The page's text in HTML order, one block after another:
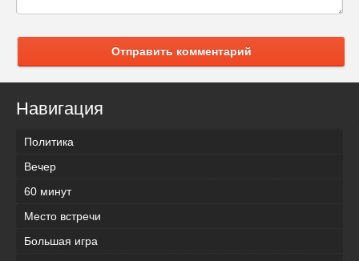
Отправить комментарий
Навигация
Политика
Вечер
60 минут
Место встречи
Большая игра